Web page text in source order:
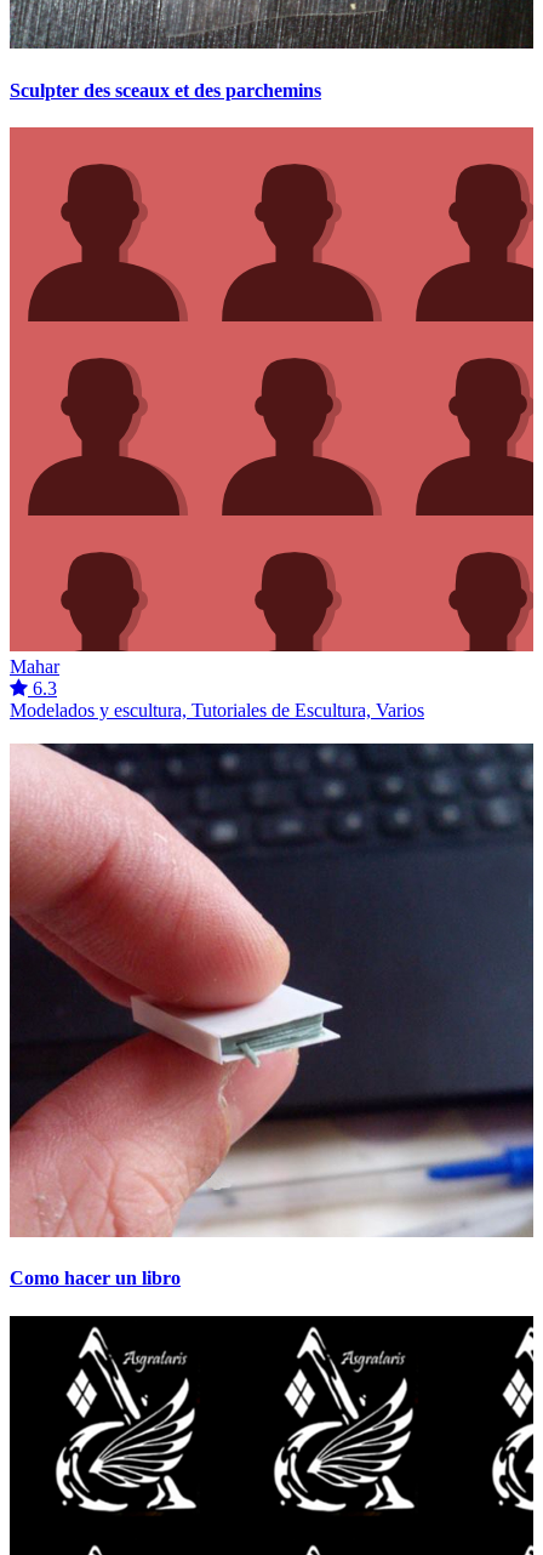
Sculpter des sceaux et des parchemins
Mahar
6.3
Modelados y escultura, Tutoriales de Escultura, Varios
Como hacer un libro